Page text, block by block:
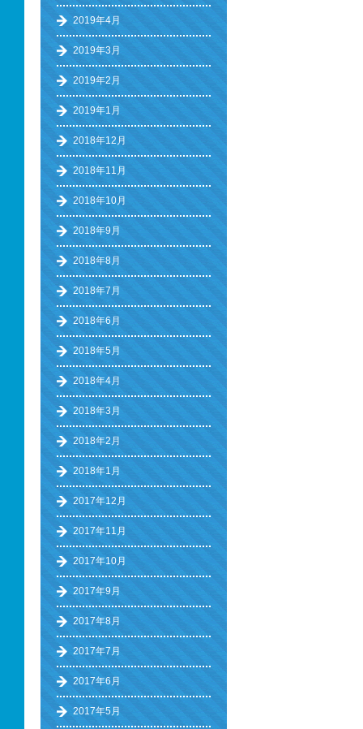
2019年4月
2019年3月
2019年2月
2019年1月
2018年12月
2018年11月
2018年10月
2018年9月
2018年8月
2018年7月
2018年6月
2018年5月
2018年4月
2018年3月
2018年2月
2018年1月
2017年12月
2017年11月
2017年10月
2017年9月
2017年8月
2017年7月
2017年6月
2017年5月